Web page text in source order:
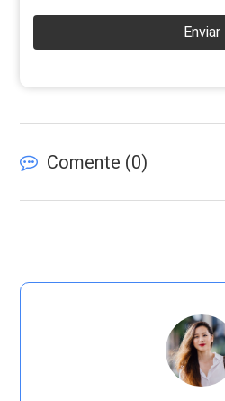
Enviar
Comente (0)